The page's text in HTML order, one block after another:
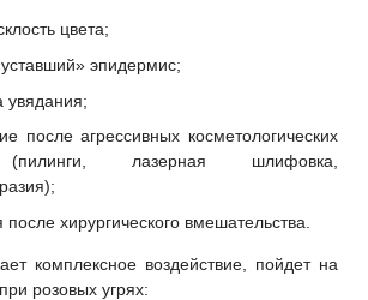
цвета;
эпидермис;
увядания;
после агрессивных косметологических
лазерная шлифовка,
хирургического вмешательства.
комплексное воздействие, пойдет на
розовых угрях: